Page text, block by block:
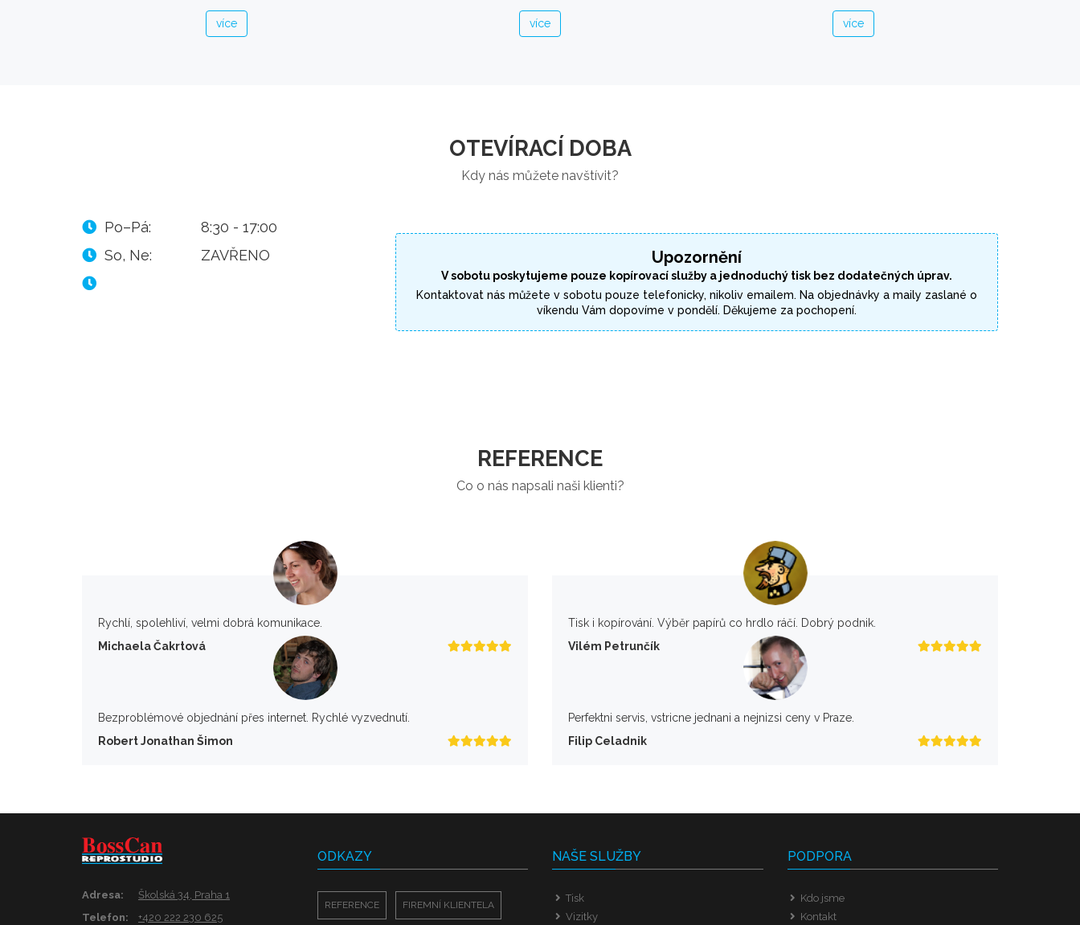
více více více
OTEVÍRACÍ DOBA
Kdy nás můžete navštívit?
8:30 - 17:00
Po–Pá:
ZAVŘENO
So, Ne: Upozornění
V sobotu poskytujeme pouze kopírovací služby a jednoduchý tisk bez dodatečných úprav.
Kontaktovat nás můžete v sobotu pouze telefonicky, nikoliv emailem. Na objednávky a maily zaslané o
víkendu Vám dopovíme v pondělí. Děkujeme za pochopení.
REFERENCE
Co o nás napsali naši klienti?
Rychlí, spolehliví, velmi dobrá komunikace.
Michaela Čakrtová
Tisk i kopírování. Výběr papírů co hrdlo ráčí. Dobrý podnik.
Vilém Petrunčík
Bezproblémové objednání přes internet. Rychlé vyzvednutí.
Robert Jonathan Šimon
Perfektni servis, vstricne jednani a nejnizsi ceny v Praze.
Filip Celadnik
Adresa:
Školská 34, Praha 1
Telefon:
+420 222 230 625
ODKAZY
REFERENCE FIREMNÍ KLIENTELA
NAŠE SLUŽBY
Tisk
Vizitky
PODPORA
Kdo jsme
Kontakt